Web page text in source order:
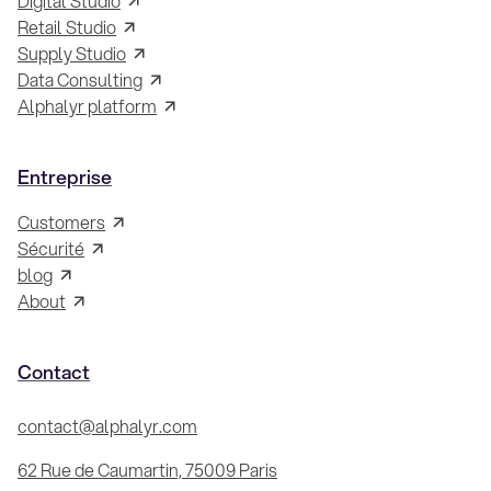
Retail Studio
Supply Studio
Data Consulting
Alphalyr platform
Entreprise
Customers
Sécurité
blog
About
Contact
contact@alphalyr.com
62 Rue de Caumartin, 75009 Paris